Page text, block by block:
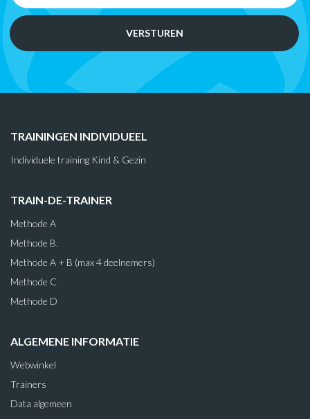
TRAININGEN INDIVIDUEEL
Individuele training Kind & Gezin
TRAIN-DE-TRAINER
Methode A
Methode B.
Methode A + B (max 4 deelnemers)
Methode C
Methode D
ALGEMENE INFORMATIE
Webwinkel
Trainers
Data algemeen